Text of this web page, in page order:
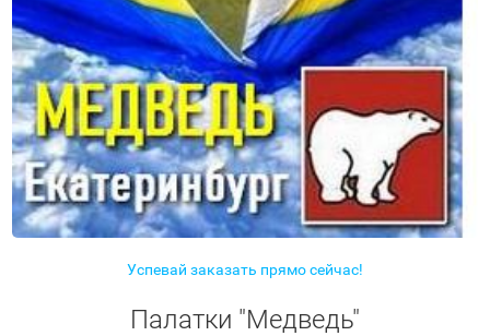
Успевай заказать прямо сейчас!
Палатки "Медведь"